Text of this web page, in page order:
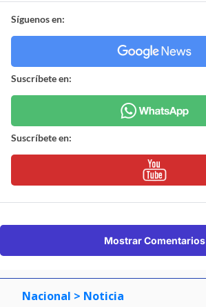
Síguenos en:
Suscríbete en:
Suscríbete en:
Mostrar Comentarios
Nacional > Noticia